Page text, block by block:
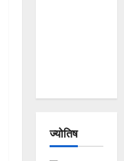
ज्योतिष